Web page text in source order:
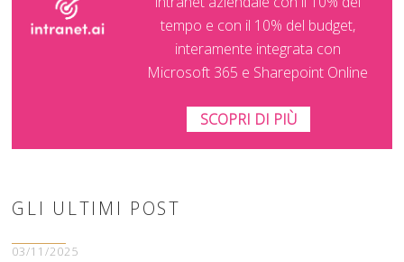
tempo e con il 10% del budget,
interamente integrata con
Microsoft 365 e Sharepoint Online
SCOPRI DI PIÙ
GLI ULTIMI POST
03/11/2025